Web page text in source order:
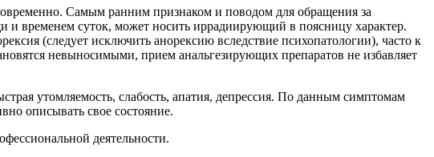
Самым ранним признаком и поводом для обращения за
временем суток, может носить иррадиирующий в поясницу характер.
(следует исключить анорексию вследствие психопатологии), часто к
невыносимыми, прием анальгезирующих препаратов не избавляет
утомляемость, слабость, апатия, депрессия. По данным симптомам
описывать свое состояние.
деятельности.